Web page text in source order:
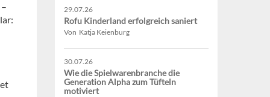
29.07.26
Rofu Kinderland erfolgreich saniert
Von Katja Keienburg
30.07.26
Wie die Spielwarenbranche die
Generation Alpha zum Tüfteln
motiviert